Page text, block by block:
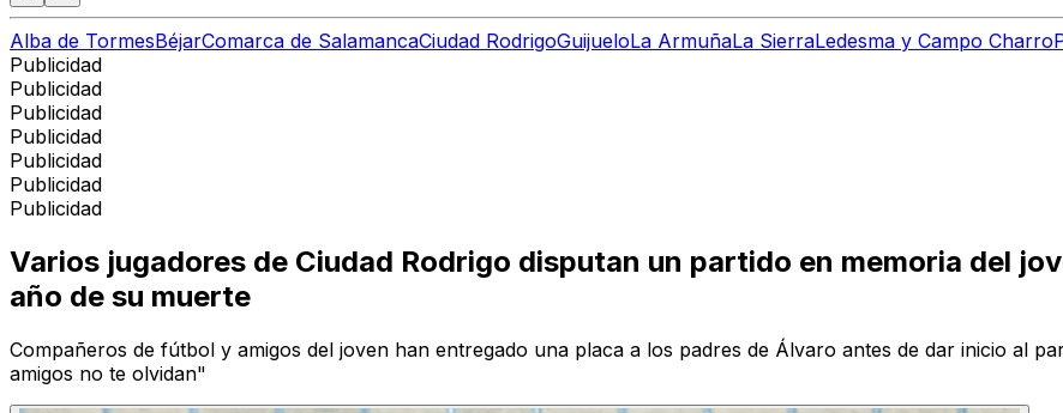
Alba de TormesBéjarComarca de SalamancaCiudad RodrigoGuijueloLa ArmuñaLa SierraLedesma y Campo Charro
Publicidad
Publicidad
Publicidad
Publicidad
Publicidad
Publicidad
Publicidad
Varios jugadores de Ciudad Rodrigo disputan un partido en memoria del
año de su muerte
Compañeros de fútbol y amigos del joven han entregado una placa a los padres de Álvaro antes de dar inicio al
amigos no te olvidan"